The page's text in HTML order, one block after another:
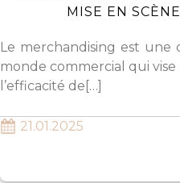
MISE EN
Le merchandising est une
monde commercial qui vise
l’efficacité de[…]
21.01.2025